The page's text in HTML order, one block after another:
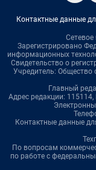
Контактные данные
Зарегистрировано
информационных
Свидетельство о
Учредитель: Общество
Главный
Адрес редакции:
Контактные данные
По вопросам
по работе с